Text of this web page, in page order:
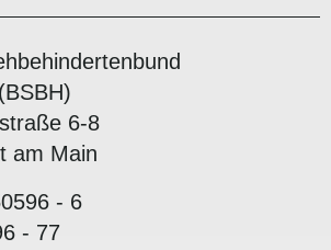
6-8
am Main
- 6
- 77